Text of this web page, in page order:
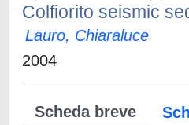
Colfiorito seismic
Lauro, Chiaraluce
2004
Scheda breve